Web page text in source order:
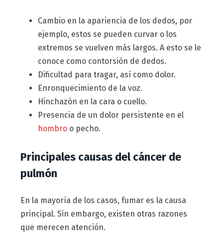
Cambio en la apariencia de los dedos, por
ejemplo, estos se pueden curvar o los
extremos se vuelven más largos. A esto se le
conoce como contorsión de dedos.
Dificultad para tragar, así como dolor.
Enronquecimiento de la voz.
Hinchazón en la cara o cuello.
Presencia de un dolor persistente en el
hombroo pecho.
Principales causas del cáncer de
pulmón
En la mayoría de los casos, fumar es la causa
principal. Sin embargo, existen otras razones
que merecen atención.